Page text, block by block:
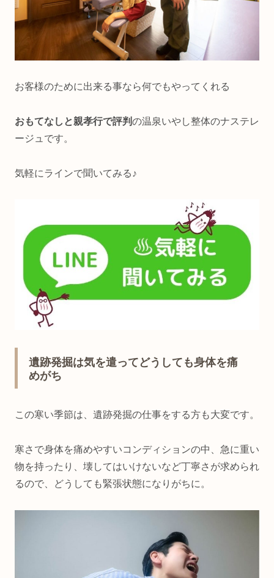
お客様のために出来る事なら何でもやってくれる
おもてなしと親孝行で評判の温泉いやし整体のナステレ
ージュです。
気軽にラインで聞いてみる♪
遺跡発掘は気を遣ってどうしても身体を痛
めがち
この寒い季節は、遺跡発掘の仕事をする方も大変です。
寒さで身体を痛めやすいコンディションの中、急に重い
物を持ったり、壊してはいけないなど丁寧さが求められ
るので、どうしても緊張状態になりがちに。